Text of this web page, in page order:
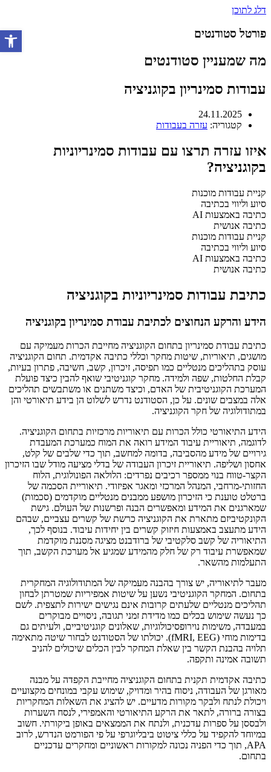
דלג לתוכן
פורטל סטודנטים
מה שמעניין סטודנטים
עבודות סמינריון בקוגניציה
24.11.2025
קטגוריה: עזרה בעבודות
איזו עזרה תרצו עם עבודות סמינריוניות
בקוגניציה?
קניית עבודות מוכנות
סיוע וליווי בכתיבה
כתיבה באמצעות AI
כתיבה אנושית
קניית עבודות מוכנות
סיוע וליווי בכתיבה
כתיבה באמצעות AI
כתיבה אנושית
כתיבת עבודות סמינריוניות בקוגניציה
הידע והרקע הנחוצים לכתיבת עבודת סמינריון בקוגניציה
כתיבת עבודת סמינריון בתחום הקוגניציה מחייבת הכרות מעמיקה עם
מושגים, תיאוריות, שיטות מחקר וכללי כתיבה אקדמית. תחום הקוגניציה
עוסק בתהליכים מנטליים כמו תפיסה, זיכרון, קשב, חשיבה, פתרון בעיות,
קבלת החלטות, שפה ולמידה. מחקר קוגניטיבי שואף להבין כיצד פועלת
המערכת הקוגניטיבית של האדם, וכיצד משתנים או משתבשים תהליכים
אלה במצבים שונים. על כן, הסטודנט נדרש לשלוט הן בידע תיאורטי והן
במתודולוגיה של חקר הקוגניציה.
הידע התיאורטי כולל הכרות עם תיאוריות מרכזיות בתחום הקוגניציה.
לדוגמה, תיאוריית עיבוד המידע רואה את המוח כמערכת המעבדת
גירויים של מידע מהסביבה, בדומה למחשב, תוך כדי שלבים של קלט,
אחסון ושליפה. תיאוריית זיכרון העבודה של בדלי מציעה מודל שבו הזיכרון
הקצר-טווח בנוי ממספר רכיבים נפרדים: הלולאה הפונולוגית, הלוח
החזותי-מרחבי, המנהל המרכזי ומאגר אפיזודי. תיאוריית הסכמה של
ברטלט טוענת כי הזיכרון מושפע ממבנים מנטליים מוקדמים (סכמות)
שמארגנים את המידע ומאפשרים הבנה ופרשנות של העולם. גישת
הקונקטיביזם מתארת את הקוגניציה כרשת של קשרים עצביים, שבהם
הידע מתעצב באמצעות חיזוק קשרים בין יחידות עיבוד. בנוסף לכך,
התיאוריה של קשב סלקטיבי של ברודבנט מציגה מסננת מוקדמת
שמאפשרת עיבוד רק של חלק מהמידע שמגיע אל מערכת הקשב, תוך
התעלמות מהשאר.
מעבר לתיאוריה, יש צורך בהבנה מעמיקה של המתודולוגיה המחקרית
בתחום. המחקר הקוגניטיבי נשען על שיטות אמפיריות שמטרתן לבחון
תהליכים מנטליים שלעתים קרובות אינם נגישים ישירות לתצפית. לשם
כך נעשה שימוש בכלים כמו מדידת זמני תגובה, ניסויים מבוקרים
במעבדה, משימות נוירופסיכולוגיות, שאלונים קוגניטיביים, ולעיתים גם
בדימות מוחי (fMRI, EEG). יכולתו של הסטודנט לבחור שיטה מתאימה
תלויה בהבנת הקשר בין שאלת המחקר לבין הכלים שיכולים להניב
תשובה אמינה ותקפה.
כתיבה אקדמית תקנית בתחום הקוגניציה מחייבת הקפדה על מבנה
מאורגן של העבודה, ניסוח בהיר ומדויק, שימוש עקבי במונחים מקצועיים
ויכולת לנתח ולבקר מקורות מדעיים. יש להציג את השאלות המחקריות
בצורה ברורה, לתאר את הרקע התיאורטי והאמפירי, לנסח השערות
ולבססן על ספרות עדכנית, ולנתח את הממצאים באופן ביקורתי. חשוב
במיוחד להקפיד על כללי ציטוט ביבליוגרפי על פי הפורמט הנדרש, לרוב
APA, תוך כדי הפניה נכונה למקורות ראשוניים ומחקרים עדכניים
בתחום.
פתח